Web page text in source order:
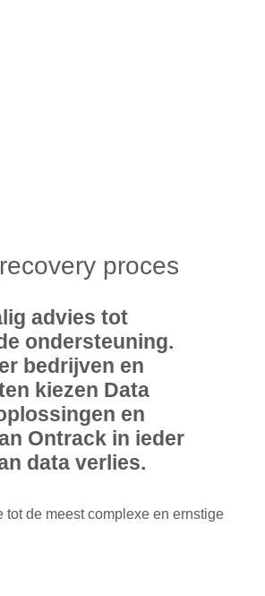
proces
advies tot
ondersteuning.
bedrijven en
kiezen Data
en
Ontrack in ieder
data verlies.
tot de meest complexe en ernstige